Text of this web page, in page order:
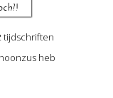
tijdschriften
heb